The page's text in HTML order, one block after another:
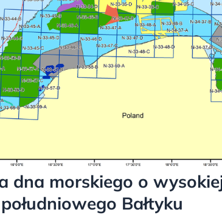
dna morskiego o
Bałtyku